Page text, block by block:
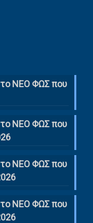
το NΕΟ ΦΩΣ που
το ΝΕΟ ΦΩΣ που
το ΝΕΟ ΦΩΣ που
το ΝΕΟ ΦΩΣ που